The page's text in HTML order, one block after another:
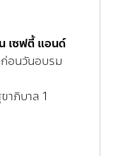
เซฟตี้ แอนด์
อนวันอบรม
าภิบาล 1